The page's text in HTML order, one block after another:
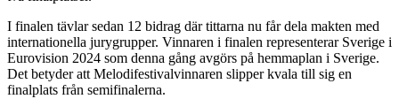
I finalen tävlar sedan 12 bidrag där tittarna nu får dela makten med
internationella jurygrupper. Vinnaren i finalen representerar Sverige i
Eurovision 2024 som denna gång avgörs på hemmaplan i Sverige.
Det betyder att Melodifestivalvinnaren slipper kvala till sig en
finalplats från semifinalerna.